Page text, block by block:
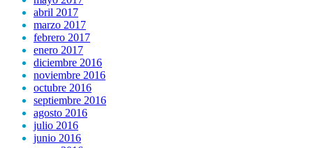
abril 2017
marzo 2017
febrero 2017
enero 2017
diciembre 2016
noviembre 2016
octubre 2016
septiembre 2016
agosto 2016
julio 2016
junio 2016